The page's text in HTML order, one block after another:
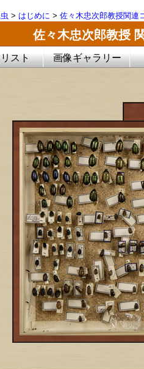
> はじめに > 佐々木忠次郎教授関連
佐々木忠次郎教授
スト 画像ギャラリー